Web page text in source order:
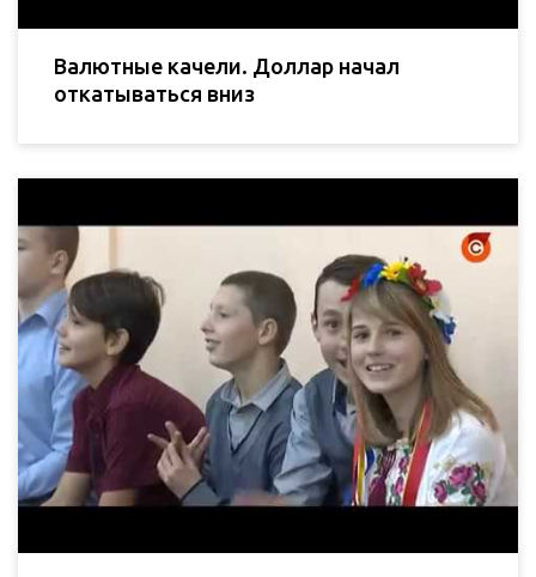
Валютные качели. Доллар начал
откатываться вниз